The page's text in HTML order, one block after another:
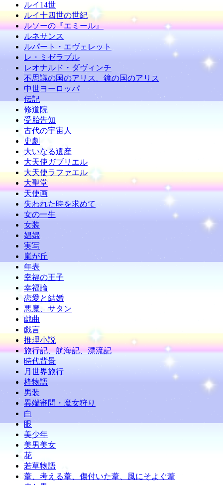
ルイ14世
ルイ十四世の世紀
ルソーの『エミール』
ルネサンス
ルパート・エヴェレット
レ・ミゼラブル
レオナルド・ダヴィンチ
不思議の国のアリス、鏡の国のアリス
中世ヨーロッパ
伝記
修道院
受胎告知
古代の宇宙人
史劇
大いなる遺産
大天使ガブリエル
大天使ラファエル
大聖堂
天使画
失われた時を求めて
女の一生
女装
娼婦
実写
嵐が丘
年表
幸福の王子
幸福論
恋愛と結婚
悪魔、サタン
戯曲
戯言
推理小説
旅行記、航海記、漂流記
時代背景
月世界旅行
枠物語
男装
異端審問・魔女狩り
白
眼
美少年
美男美女
花
若草物語
葦、考える葦、傷付いた葦、風にそよぐ葦